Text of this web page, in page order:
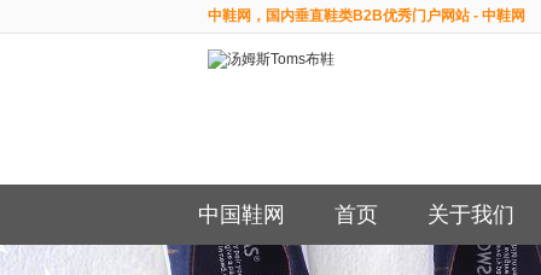
中鞋网，国内垂直鞋类B2B优秀门户网站 - 中鞋网
中国鞋网 首页 关于我们